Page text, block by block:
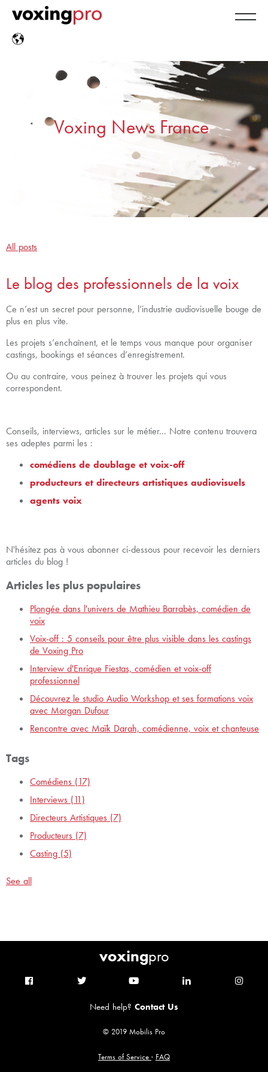
Voxing News France
All posts
Le blog des professionnels de la voix
Ce n’est un secret pour personne, l’industrie audiovisuelle bouge de
plus en plus vite.
Les projets s’enchaînent, et le temps vous manque pour organiser
castings, bookings et séances d’enregistrement.
Ou au contraire, vous peinez à trouver les projets qui vous
correspondent.
Conseils, interviews, articles sur le métier... Notre contenu trouvera
ses adeptes parmi les :
comédiens de doublage et voix-off
producteurs et directeurs artistiques audiovisuels
agents voix
N'hésitez pas à vous abonner ci-dessous pour recevoir les derniers
articles du blog !
Articles les plus populaires
Plongée dans l'univers de Mathieu Barrabès, comédien de
voix
Voix-off : 5 conseils pour être plus visible dans les castings
de Voxing Pro
Interview d'Enrique Fiestas, comédien et voix-off
professionnel
Découvrez le studio Audio Workshop et ses formations voix
avec Morgan Dufour
Rencontre avec Maïk Darah, comédienne, voix et chanteuse
Tags
Comédiens (17)
Interviews (11)
Directeurs Artistiques (7)
Producteurs (7)
Casting (5)
See all
voxingpro
Need help? Contact Us
Terms of Service · FAQ
© 2019 Mobilis Pro